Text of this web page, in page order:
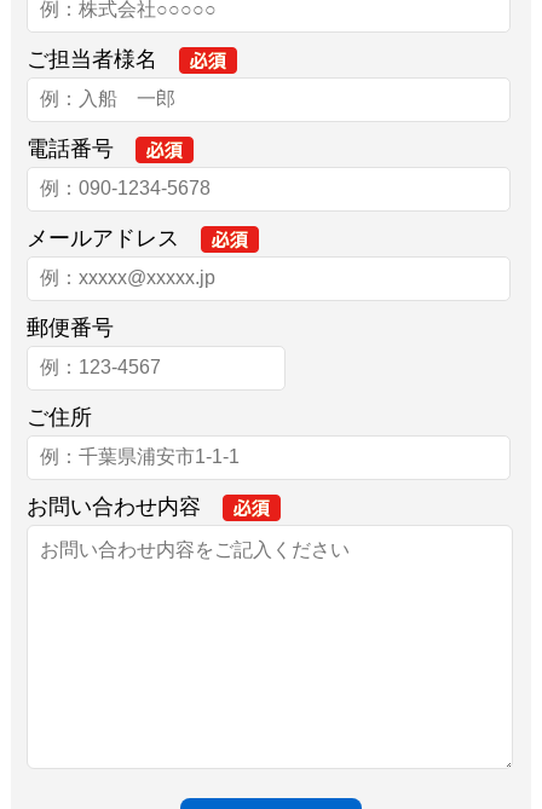
ご担当者様名
電話番号
メールアドレス
郵便番号
ご住所
お問い合わせ内容